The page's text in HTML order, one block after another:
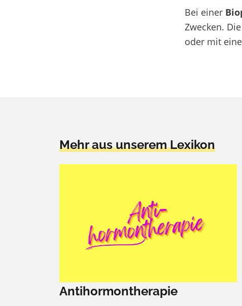
Bei einer
Zwecken.
oder mit
Mehr aus unserem Lexikon
Antihormontherapie